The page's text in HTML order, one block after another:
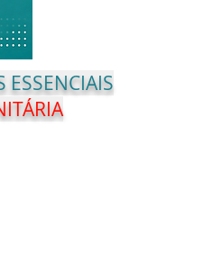
ESSENCIAIS